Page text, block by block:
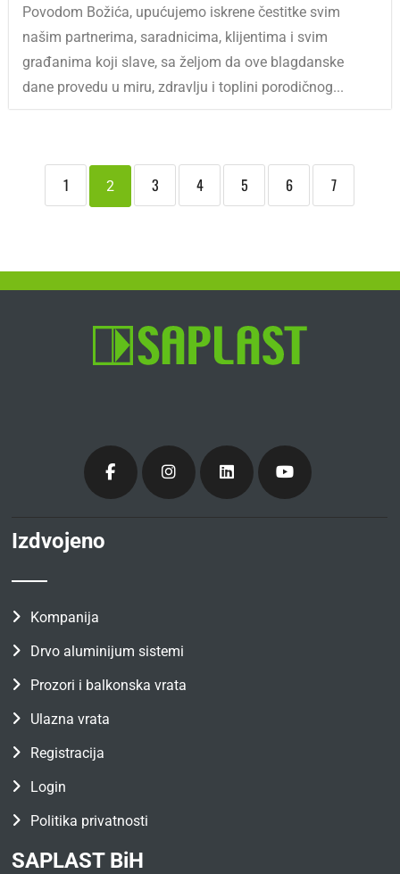
Povodom Božića, upućujemo iskrene čestitke svim
našim partnerima, saradnicima, klijentima i svim
građanima koji slave, sa željom da ove blagdanske
dane provedu u miru, zdravlju i toplini porodičnog...
1 2 3 4 5 6 7
Izdvojeno
Kompanija
Drvo aluminijum sistemi
Prozori i balkonska vrata
Ulazna vrata
Registracija
Login
Politika privatnosti
SAPLAST BiH